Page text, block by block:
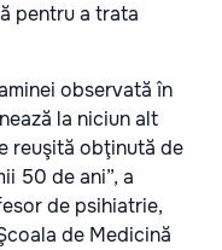
pentru a trata
observată în
la niciun alt
reuşită obţinută de
50 de ani”, a
de psihiatrie,
de Medicină